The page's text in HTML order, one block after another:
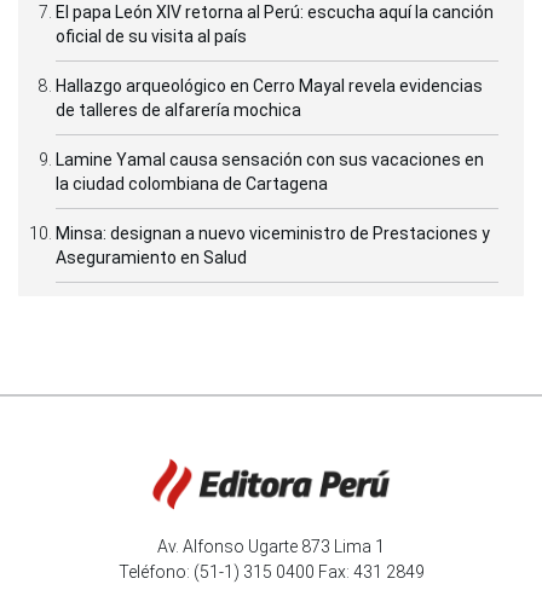
El papa León XIV retorna al Perú: escucha aquí la canción
oficial de su visita al país
Hallazgo arqueológico en Cerro Mayal revela evidencias
de talleres de alfarería mochica
Lamine Yamal causa sensación con sus vacaciones en
la ciudad colombiana de Cartagena
Minsa: designan a nuevo viceministro de Prestaciones y
Aseguramiento en Salud
Av. Alfonso Ugarte 873 Lima 1
Teléfono: (51-1) 315 0400 Fax: 431 2849